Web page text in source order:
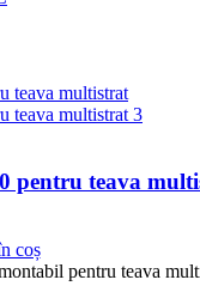
pentru teava
coș
pentru teava